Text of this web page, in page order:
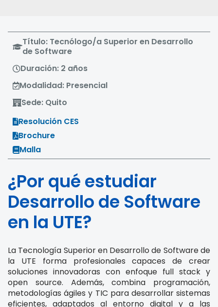
Título: Tecnólogo/a Superior en Desarrollo
de Software
Duración: 2 años
Modalidad: Presencial
Sede: Quito
Resolución CES
Brochure
Malla
¿Por qué estudiar
Desarrollo de Software
en la UTE?
La Tecnología Superior en Desarrollo de Software de
la UTE forma profesionales capaces de crear
soluciones innovadoras con enfoque full stack y
open source. Además, combina programación,
metodologías ágiles y TIC para desarrollar sistemas
eficientes, adaptados al entorno digital y a las